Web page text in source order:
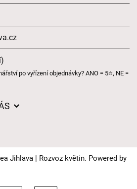
po vyřízení objednávky? ANO = 5⭐, NE =
Jihlava | Rozvoz květin. Powered by